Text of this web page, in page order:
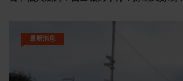
最新消息